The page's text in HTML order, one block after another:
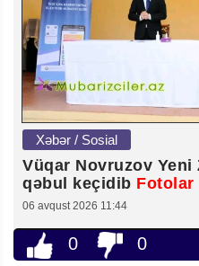
Xəbər / Sosial
Vüqar Novruzov
qəbul keçidib Fotolar
06 avqust 2026 11:44
0 0